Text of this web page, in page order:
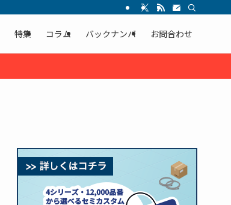
特集 コラム バックナンバ お問合わせ